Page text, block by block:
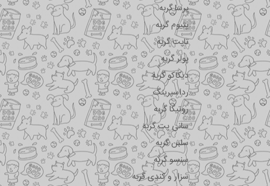
پرسا گربه
پتیوم گربه
تاپت گربه
پولر گربه
دیکاکو گربه
رداسپرینگ
روتیکا گربه
سانی پت گربه
سلبن گربه
سنسو گربه
سزار و کندی گربه